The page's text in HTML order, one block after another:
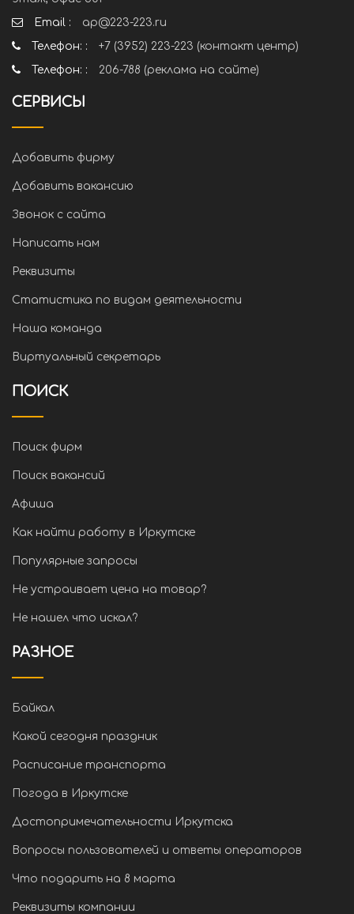
Email :
ap@223-223.ru
Телефон: :
+7 (3952) 223-223 (контакт центр)
Телефон: :
206-788 (реклама на сайте)
СЕРВИСЫ
Добавить фирму
Добавить вакансию
Звонок с сайта
Написать нам
Реквизиты
Статистика по видам деятельности
Наша команда
Виртуальный секретарь
ПОИСК
Поиск фирм
Поиск вакансий
Афиша
Как найти работу в Иркутске
Популярные запросы
Не устраивает цена на товар?
Не нашел что искал?
РАЗНОЕ
Байкал
Какой сегодня праздник
Расписание транспорта
Погода в Иркутске
Достопримечательности Иркутска
Вопросы пользователей и ответы операторов
Что подарить на 8 марта
Реквизиты компании